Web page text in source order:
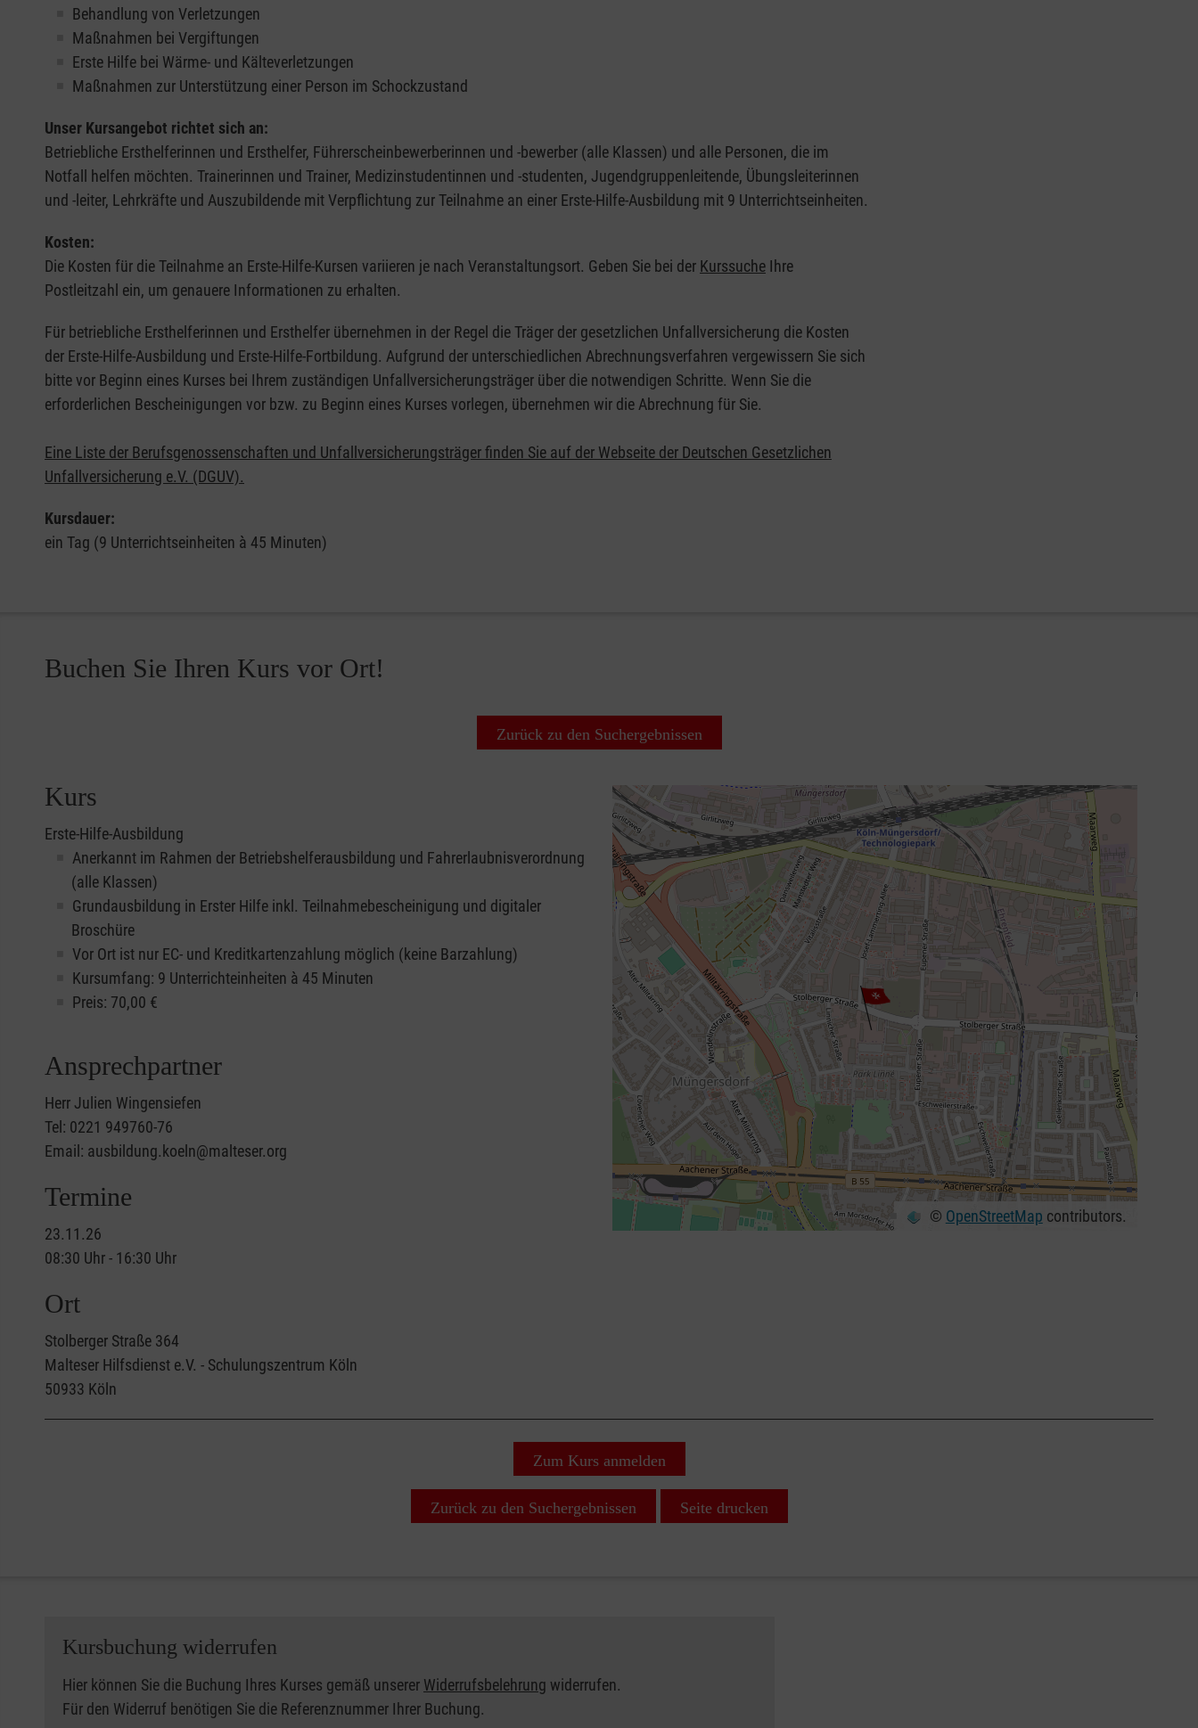
Behandlung von Verletzungen
Maßnahmen bei Vergiftungen
Erste Hilfe bei Wärme- und Kälteverletzungen
Maßnahmen zur Unterstützung einer Person im Schockzustand
Unser Kursangebot richtet sich an:
Betriebliche Ersthelferinnen und Ersthelfer, Führerscheinbewerberinnen und -bewerber (alle Klassen) und alle Personen, die im
Notfall helfen möchten. Trainerinnen und Trainer, Medizinstudentinnen und -studenten, Jugendgruppenleitende, Übungsleiterinnen
und -leiter, Lehrkräfte und Auszubildende mit Verpflichtung zur Teilnahme an einer Erste-Hilfe-Ausbildung mit 9 Unterrichtseinheiten.
Kosten:
Die Kosten für die Teilnahme an Erste-Hilfe-Kursen variieren je nach Veranstaltungsort. Geben Sie bei der Kurssuche Ihre
Postleitzahl ein, um genauere Informationen zu erhalten.
Für betriebliche Ersthelferinnen und Ersthelfer übernehmen in der Regel die Träger der gesetzlichen Unfallversicherung die Kosten
der Erste-Hilfe-Ausbildung und Erste-Hilfe-Fortbildung. Aufgrund der unterschiedlichen Abrechnungsverfahren vergewissern Sie sich
bitte vor Beginn eines Kurses bei Ihrem zuständigen Unfallversicherungsträger über die notwendigen Schritte. Wenn Sie die
erforderlichen Bescheinigungen vor bzw. zu Beginn eines Kurses vorlegen, übernehmen wir die Abrechnung für Sie.
Eine Liste der Berufsgenossenschaften und Unfallversicherungsträger finden Sie auf der Webseite der Deutschen Gesetzlichen
Unfallversicherung e.V. (DGUV).
Kursdauer:
ein Tag (9 Unterrichtseinheiten à 45 Minuten)
Buchen Sie Ihren Kurs vor Ort!
Zurück zu den Suchergebnissen
Kurs
Erste-Hilfe-Ausbildung
Anerkannt im Rahmen der Betriebshelferausbildung und Fahrerlaubnisverordnung
(alle Klassen)
Grundausbildung in Erster Hilfe inkl. Teilnahmebescheinigung und digitaler
Broschüre
Vor Ort ist nur EC- und Kreditkartenzahlung möglich (keine Barzahlung)
Kursumfang: 9 Unterrichteinheiten à 45 Minuten
Preis: 70,00 €
Ansprechpartner
Herr Julien Wingensiefen
Tel: 0221 949760-76
Email: ausbildung.koeln@malteser.org
Termine
23.11.26
08:30 Uhr - 16:30 Uhr
Ort
Stolberger Straße 364
Malteser Hilfsdienst e.V. - Schulungszentrum Köln
50933 Köln
© OpenStreetMap contributors.
Zum Kurs anmelden
Zurück zu den Suchergebnissen Seite drucken
Kursbuchung widerrufen
Hier können Sie die Buchung Ihres Kurses gemäß unserer Widerrufsbelehrung widerrufen.
Für den Widerruf benötigen Sie die Referenznummer Ihrer Buchung.